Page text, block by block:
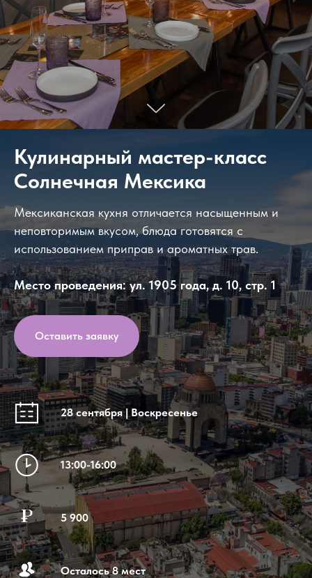
Кулинарный мастер-класс
Солнечная Мексика
Мексиканская кухня отличается насыщенным и
неповторимым вкусом, блюда готовятся с
использованием приправ и ароматных трав.
Место проведения: ул. 1905 года, д. 10, стр. 1
Оставить заявку
28 сентября | Воскресенье
13:00-16:00
5 900
Осталось 8 мест